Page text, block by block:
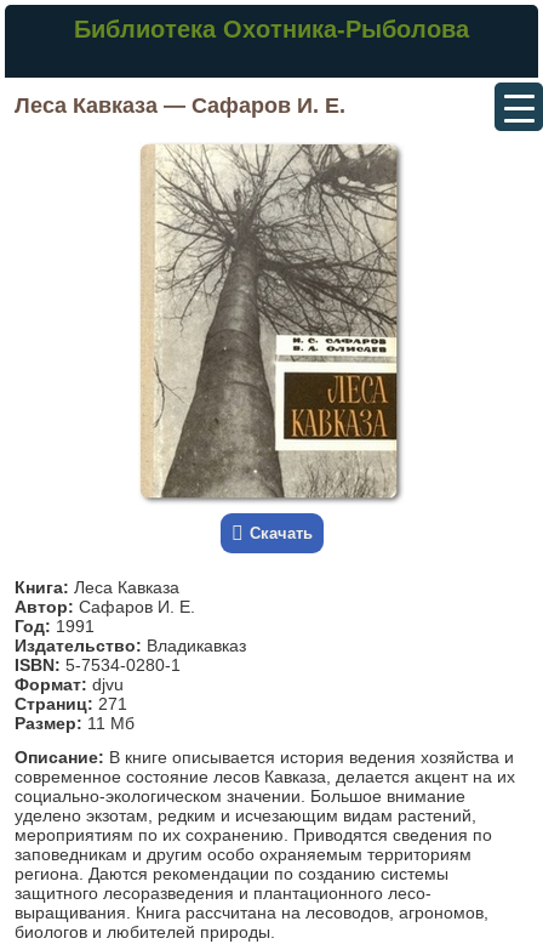
Библиотека Охотника-Рыболова
Леса Кавказа — Сафаров И. Е.
Скачать
Книга: Леса Кавказа
Автор: Сафаров И. Е.
Год: 1991
Издательство: Владикавказ
ISBN: 5-7534-0280-1
Формат: djvu
Страниц: 271
Размер: 11 Мб
Описание: В книге описывается история ведения хозяйства и
современное состояние лесов Кавказа, делается акцент на их
социально-экологическом значении. Большое внимание
уделено экзотам, редким и исчезающим видам растений,
мероприятиям по их сохранению. Приводятся сведения по
заповедникам и другим особо охраняемым территориям
региона. Даются рекомендации по созданию системы
защитного лесоразведения и плантационного лесо-
выращивания. Книга рассчитана на лесоводов, агрономов,
биологов и любителей природы.